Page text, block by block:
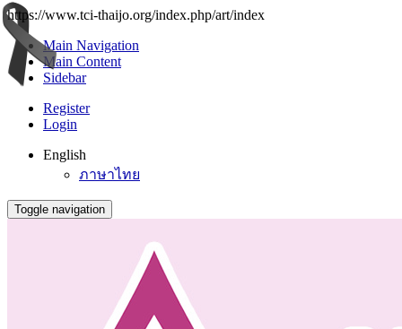
https://www.tci-thaijo.org/index.php/art/index
Main Navigation
Main Content
Sidebar
Register
Login
English
ภาษาไทย
Toggle navigation